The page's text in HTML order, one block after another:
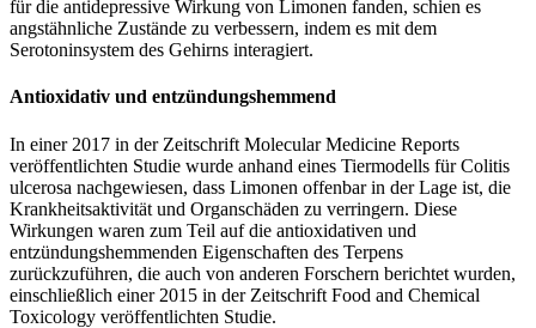
für die antidepressive Wirkung von Limonen fanden, schien es
angstähnliche Zustände zu verbessern, indem es mit dem
Serotoninsystem des Gehirns interagiert.
Antioxidativ und entzündungshemmend
In einer 2017 in der Zeitschrift Molecular Medicine Reports
veröffentlichten Studie wurde anhand eines Tiermodells für Colitis
ulcerosa nachgewiesen, dass Limonen offenbar in der Lage ist, die
Krankheitsaktivität und Organschäden zu verringern. Diese
Wirkungen waren zum Teil auf die antioxidativen und
entzündungshemmenden Eigenschaften des Terpens
zurückzuführen, die auch von anderen Forschern berichtet wurden,
einschließlich einer 2015 in der Zeitschrift Food and Chemical
Toxicology veröffentlichten Studie.